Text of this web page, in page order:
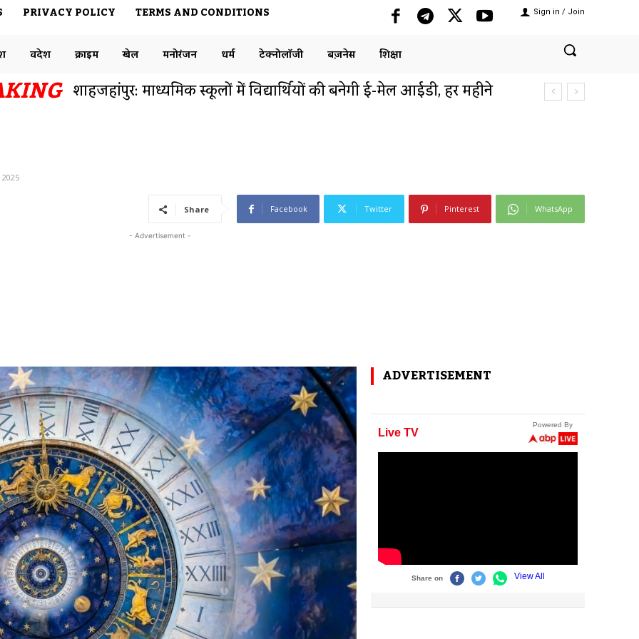
PRIVACY POLICY TERMS AND CONDITIONS Sign in / Join
विदेश क्राइम खेल मनोरंजन धर्म टेक्नोलॉजी बिज़नेस शिक्षा
बनारस रेलवे स्टेशन एक नंबर प्लेटफार्म से फुट ओवर ब्रिज पर डिस्प्ले हुए खराब,
Share Facebook Twitter Pinterest WhatsApp
- Advertisement -
ADVERTISEMENT